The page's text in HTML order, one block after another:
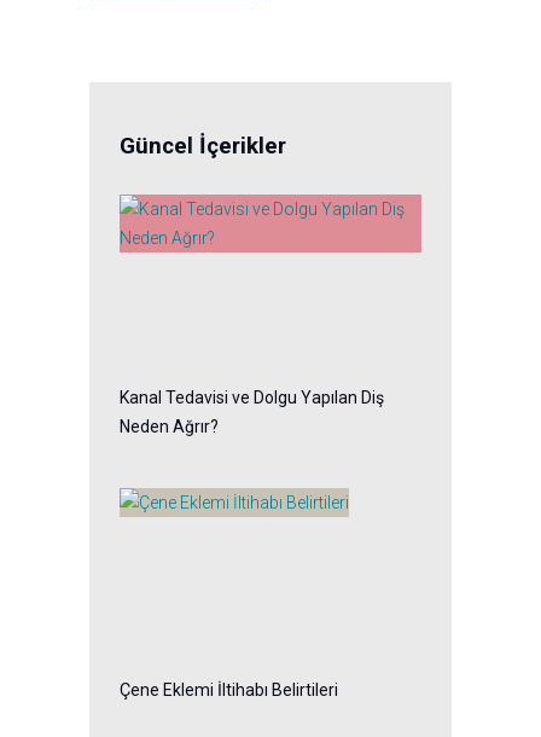
Güncel İçerikler
Kanal Tedavisi ve Dolgu Yapılan Diş
Neden Ağrır?
Çene Eklemi İltihabı Belirtileri